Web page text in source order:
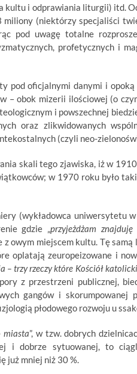
kultu i odprawiania liturgii) itd.
(niektórzy specjaliści
pod uwagę totalne
profetycznych i
oficjalnymi danymi i opoką
– obok mizerii ilościowej (o
i powszechnej
oraz zlikwidowanych
(czyli neo-
skali tego zjawiska, iż w
w 1970 roku było
(wykładowca uniwersytetu
gdzie „przyjeżdżam
z owym miejscem kultu. Tę
oplatają zeuropeizowane i
– trzy rzeczy które Kościół
z przestrzeni publicznej,
gangów i
płodowego rozwoju u
miasta”, w tzw. dobrych
i dobrze sytuowanej, to
już mniej niż 30 %.